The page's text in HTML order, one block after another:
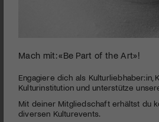
seconds
minute,
seconds
Hans Josephsohn: Bildhauer
PUBLIZIERT AM 6. MAI 2007
Bildhauer Hans Josephsohn. Ein
Matthias Kälin & Laurin Merz sowie
Mach mit: «Be Part of the Art»!
Engagiere dich als Kulturliebhaber:in,
Kulturinstitution und unterstütze
Mit deiner Mitgliedschaft erhältst du
diversen Kulturevents.